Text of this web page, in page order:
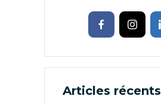
Articles récents